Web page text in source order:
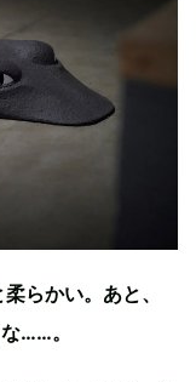
らかい。あと、
……。